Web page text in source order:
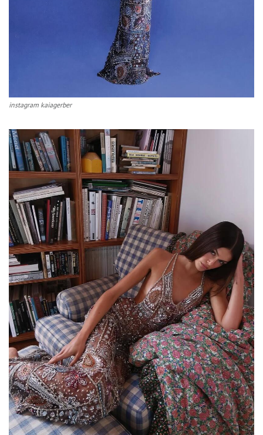
instagram kaiagerber